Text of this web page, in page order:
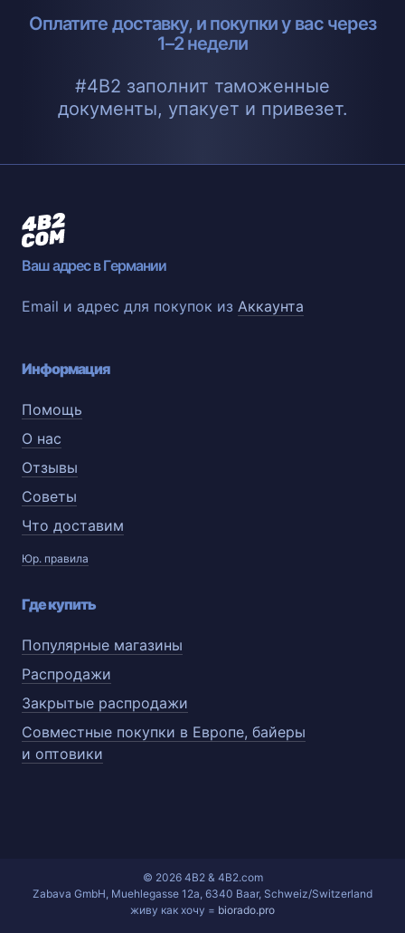
Оплатите доставку, и покупки у вас через
1–2 недели
#4B2 заполнит таможенные
документы, упакует и привезет.
Ваш адрес в Германии
Email и адрес для покупок из Аккаунта
Информация
Помощь
О нас
Отзывы
Советы
Что доставим
Юр. правила
Где купить
Популярные магазины
Распродажи
Закрытые распродажи
Совместные покупки в Европе, байеры
и оптовики
© 2026 4B2 & 4B2.com
Zabava GmbH, Muehlegasse 12a, 6340 Baar, Schweiz/Switzerland
живу как хочу = biorado.pro